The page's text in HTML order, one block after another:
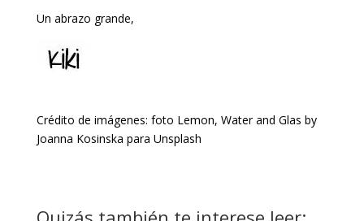
Un abrazo grande,
Crédito de imágenes: foto Lemon, Water and Glas by
Joanna Kosinska para Unsplash